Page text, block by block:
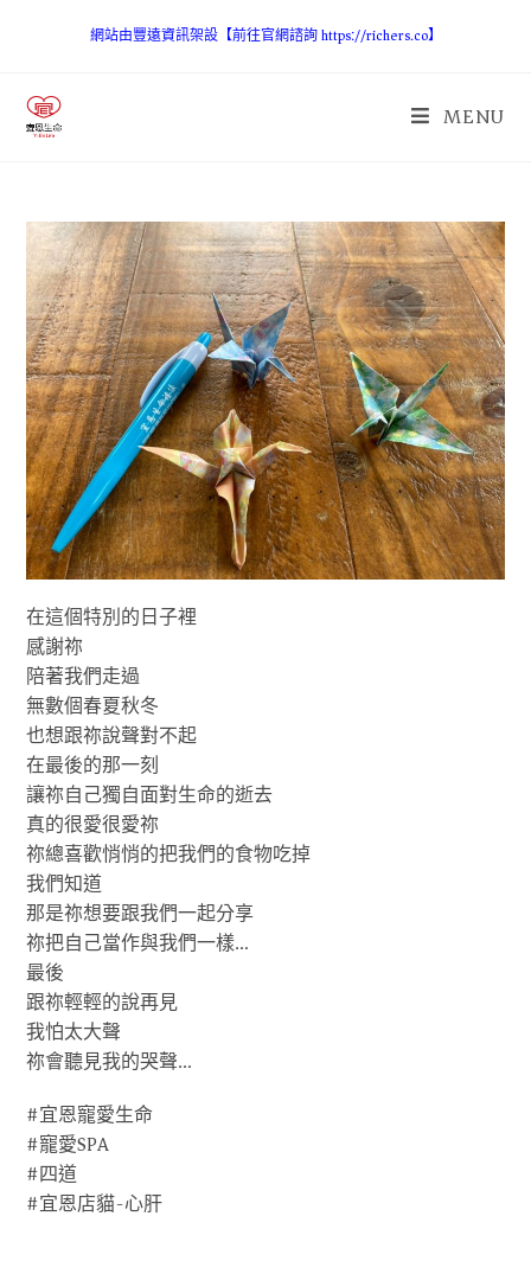
網站由豐遠資訊架設【前往官網諮詢 https://richers.co】
MENU
在這個特別的日子裡
感謝祢
陪著我們走過
無數個春夏秋冬
也想跟祢說聲對不起
在最後的那一刻
讓祢自己獨自面對生命的逝去
真的很愛很愛祢
祢總喜歡悄悄的把我們的食物吃掉
我們知道
那是祢想要跟我們一起分享
祢把自己當作與我們一樣…
最後
跟祢輕輕的說再見
我怕太大聲
祢會聽見我的哭聲…
#宜恩寵愛生命
#寵愛SPA
#四道
#宜恩店貓-心肝